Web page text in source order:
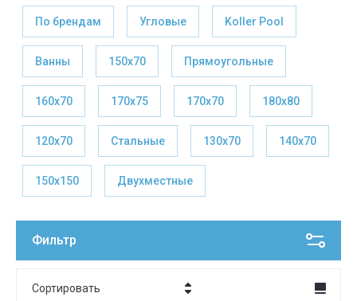
По брендам Угловые Koller Pool
Ванны 150х70 Прямоугольные
160х70 170х75 170х70 180х80
120х70 Стальные 130х70 140х70
150х150 Двухместные
Фильтр
Сортировать